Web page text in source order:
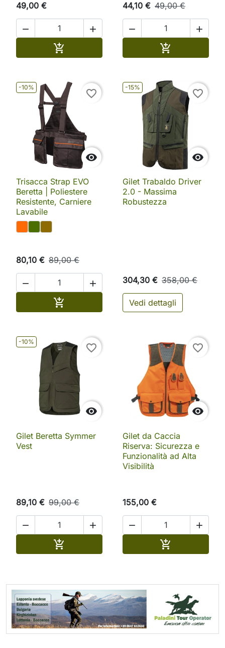
49,00 €
 

44,10 € 49,00 €
 

-10%

favorite_border
Trisacca Strap EVO
Beretta | Poliestere
Resistente, Carniere
Lavabile
80,10 € 89,00 €
 
 Aggiungi al carrello
-15%

favorite_border
Gilet Trabaldo Driver
2.0 - Massima
Robustezza
304,30 € 358,00 €
Vedi dettagli
-10%

favorite_border
Gilet Beretta Symmer
Vest
89,10 € 99,00 €
 


favorite_border
Gilet da Caccia
Riserva: Sicurezza e
Funzionalità ad Alta
Visibilità
155,00 €
 
